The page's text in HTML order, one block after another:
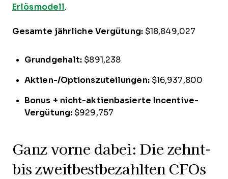
Erlösmodell.
Gesamte jährliche Vergütung: $18,849,027
Grundgehalt: $891,238
Aktien-/Optionszuteilungen:$16,937,800
Bonus + nicht-aktienbasierte Incentive-
Vergütung: $929,757
Ganz vorne dabei: Die zehnt-
bis zweitbestbezahlten CFOs